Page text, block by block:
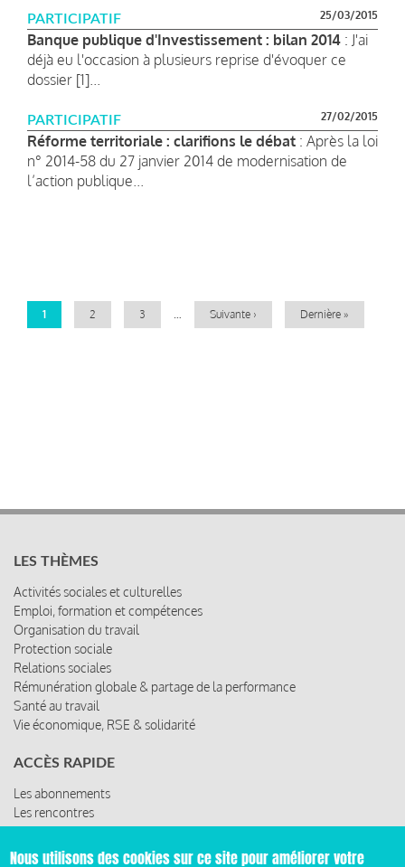
PARTICIPATIF 25/03/2015
Banque publique d'Investissement : bilan 2014 : J'ai
déjà eu l'occasion à plusieurs reprise d'évoquer ce
dossier [1]...
PARTICIPATIF 27/02/2015
Réforme territoriale : clarifions le débat : Après la loi
n° 2014-58 du 27 janvier 2014 de modernisation de
l’action publique...
Page
1 Page
2 Page
3
Page
Suivante ›
Dernière
Dernière »
LES THÈMES
Activités sociales et culturelles
Emploi, formation et compétences
Organisation du travail
Protection sociale
Relations sociales
Rémunération globale & partage de la performance
Santé au travail
Vie économique, RSE & solidarité
ACCÈS RAPIDE
Les abonnements
Les rencontres
Les ressources
Nous utilisons des cookies sur ce site pour améliorer votre